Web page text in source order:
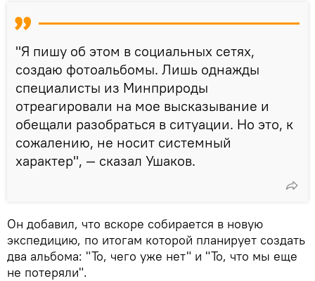
"Я пишу об этом в социальных сетях,
создаю фотоальбомы. Лишь однажды
специалисты из Минприроды
отреагировали на мое высказывание и
обещали разобраться в ситуации. Но это, к
сожалению, не носит системный
характер", — сказал Ушаков.
Он добавил, что вскоре собирается в новую
экспедицию, по итогам которой планирует создать
два альбома: "То, чего уже нет" и "То, что мы еще
не потеряли".